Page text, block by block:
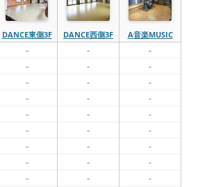
DANCE東側3F DANCE西側3F
A音楽MUSIC
- - -
- - -
- - -
- - -
- - -
- - -
- - -
- - -
- - -